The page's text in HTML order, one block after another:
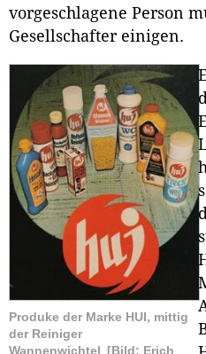
vorgeschlagene Person
Gesellschafter einigen.
Produke der Marke HUI, mittig
der Reiniger
Wannenwichtel [Bild: Erich